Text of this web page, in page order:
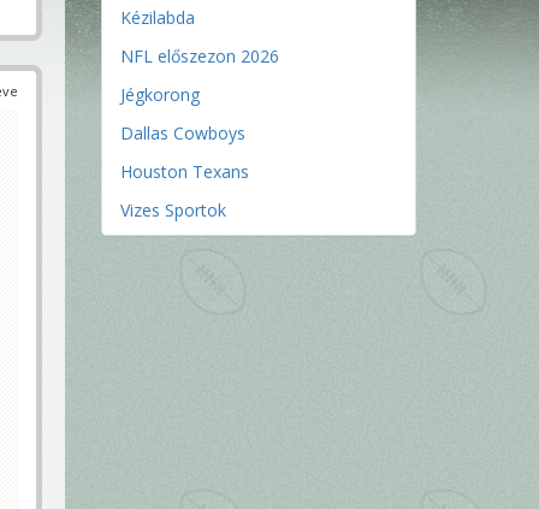
Kézilabda
NFL előszezon 2026
Jégkorong
Dallas Cowboys
Houston Texans
Vizes Sportok